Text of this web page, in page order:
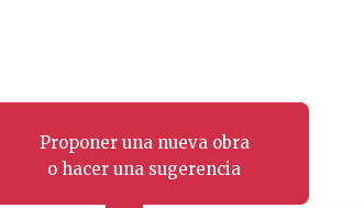
Proponer una nueva obra
o hacer una sugerencia